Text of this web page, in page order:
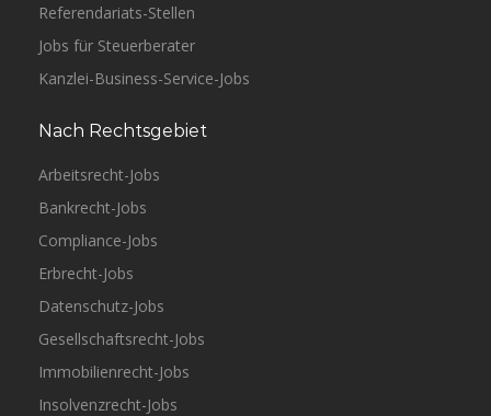
Referendariats-Stellen
Jobs für Steuerberater
Kanzlei-Business-Service-Jobs
Nach Rechtsgebiet
Arbeitsrecht-Jobs
Bankrecht-Jobs
Compliance-Jobs
Erbrecht-Jobs
Datenschutz-Jobs
Gesellschaftsrecht-Jobs
Immobilienrecht-Jobs
Insolvenzrecht-Jobs